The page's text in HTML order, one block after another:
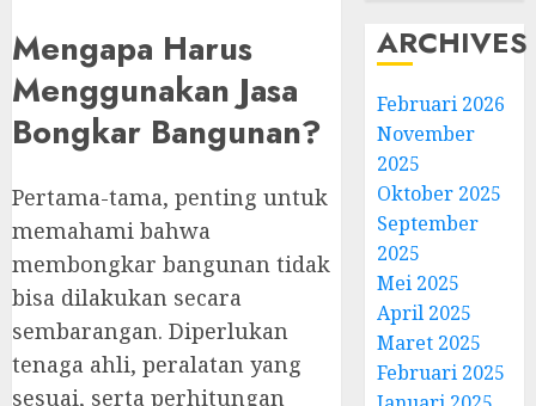
Mengapa Harus
Menggunakan Jasa
Bongkar Bangunan?
Pertama-tama, penting untuk
memahami bahwa
membongkar bangunan tidak
bisa dilakukan secara
sembarangan. Diperlukan
tenaga ahli, peralatan yang
sesuai, serta perhitungan
ARCHIVES
Februari 2026
November
2025
Oktober 2025
September
2025
Mei 2025
April 2025
Maret 2025
Februari 2025